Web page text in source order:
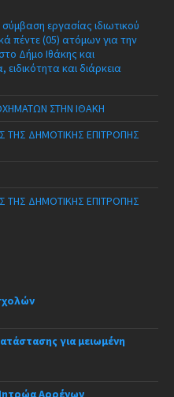
εργασίας ιδιωτικού
πέντε (05) ατόμων για την
Δήμο Ιθάκης και
και διάρκεια
ΣΤΗΝ ΙΘΑΚΗ
ΤΗΣ ΔΗΜΟΤΙΚΗΣ ΕΠΙΤΡΟΠΗΣ
ΤΗΣ ΔΗΜΟΤΙΚΗΣ ΕΠΙΤΡΟΠΗΣ
για μειωμένη
Αρρένων